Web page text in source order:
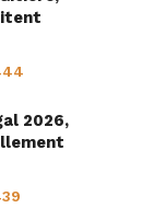
2026,